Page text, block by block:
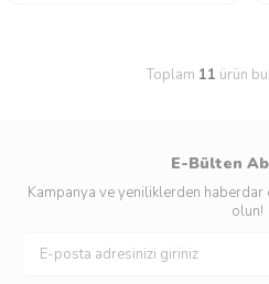
Toplam 11 ürün
E-Bülten
Kampanya ve yeniliklerden
olun!